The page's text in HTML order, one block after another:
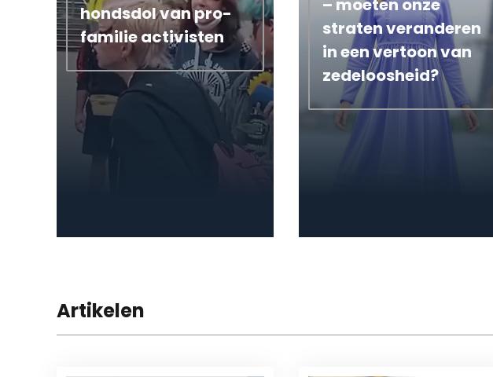
hondsdol van pro-
familie activisten
– moeten onze
straten veranderen
in een vertoon van
zedeloosheid?
Artikelen